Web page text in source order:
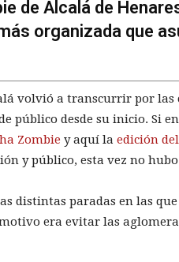
de Alcalá de
organizada que
volvió a transcurrir por las
público desde su inicio. Si
Zombie y aquí la edición
y público, esta vez no
distintas paradas en las
era evitar las